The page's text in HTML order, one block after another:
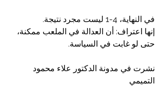
في النهاية، 4-1 ليست مجرد نتيجة.
إنها اعتراف: أن العدالة في الملعب ممكنة،
حتى لو غابت في السياسة.
نشرت في مدونة الدكتور علاء محمود
التميمي